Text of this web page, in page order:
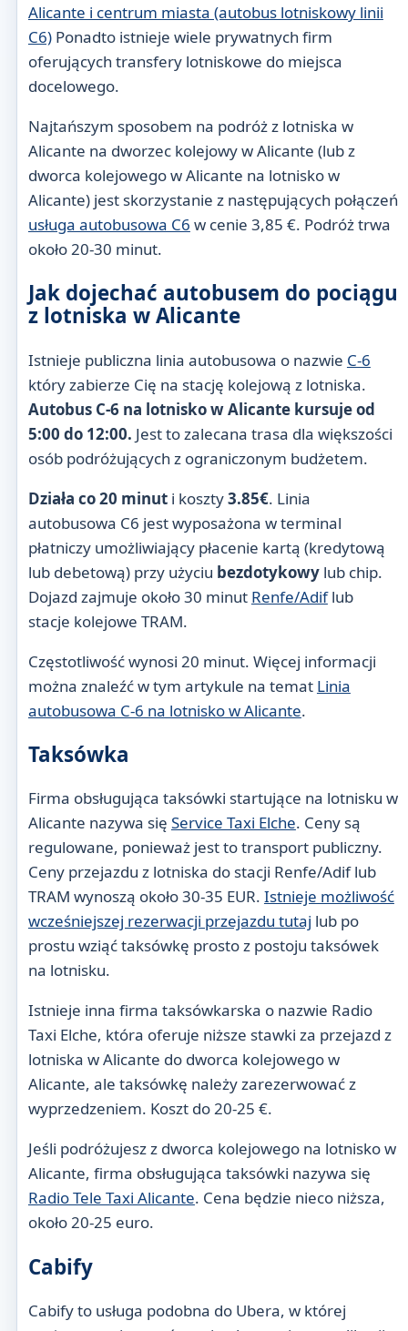
Alicante i centrum miasta (autobus lotniskowy linii
C6)Ponadto istnieje wiele prywatnych firm
oferujących transfery lotniskowe do miejsca
docelowego.
Najtańszym sposobem na podróż z lotniska w
Alicante na dworzec kolejowy w Alicante (lub z
dworca kolejowego w Alicante na lotnisko w
Alicante) jest skorzystanie z następujących połączeń
usługa autobusowa C6 w cenie 3,85 €. Podróż trwa
około 20-30 minut.
Jak dojechać autobusem do pociągu
z lotniska w Alicante
Istnieje publiczna linia autobusowa o nazwie C-6
który zabierze Cię na stację kolejową z lotniska.
Autobus C-6 na lotnisko w Alicante kursuje od
5:00 do 12:00. Jest to zalecana trasa dla większości
osób podróżujących z ograniczonym budżetem.
Działa co 20 minuti koszty3.85€. Linia
autobusowa C6 jest wyposażona w terminal
płatniczy umożliwiający płacenie kartą (kredytową
lub debetową) przy użyciu bezdotykowylub chip.
Dojazd zajmuje około 30 minut Renfe/Adiflub
stacje kolejowe TRAM.
Częstotliwość wynosi 20 minut. Więcej informacji
można znaleźć w tym artykule na temat Linia
autobusowa C-6 na lotnisko w Alicante.
Taksówka
Firma obsługująca taksówki startujące na lotnisku w
Alicante nazywa się Service Taxi Elche. Ceny są
regulowane, ponieważ jest to transport publiczny.
Ceny przejazdu z lotniska do stacji Renfe/Adif lub
TRAM wynoszą około 30-35 EUR. Istnieje możliwość
wcześniejszej rezerwacji przejazdu tutaj lub po
prostu wziąć taksówkę prosto z postoju taksówek
na lotnisku.
Istnieje inna firma taksówkarska o nazwie Radio
Taxi Elche, która oferuje niższe stawki za przejazd z
lotniska w Alicante do dworca kolejowego w
Alicante, ale taksówkę należy zarezerwować z
wyprzedzeniem. Koszt do 20-25 €.
Jeśli podróżujesz z dworca kolejowego na lotnisko w
Alicante, firma obsługująca taksówki nazywa się
Radio Tele Taxi Alicante. Cena będzie nieco niższa,
około 20-25 euro.
Cabify
Cabify to usługa podobna do Ubera, w której